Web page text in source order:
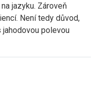
jazyku. Zároveň
Není tedy důvod,
polevou